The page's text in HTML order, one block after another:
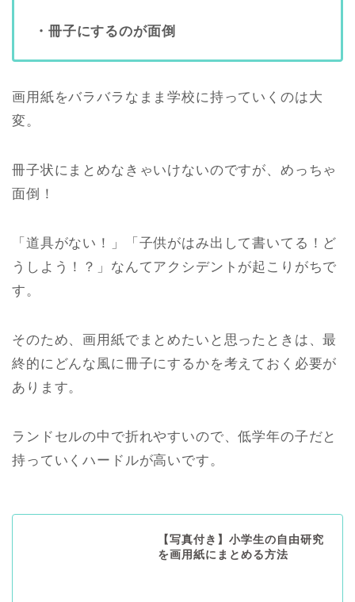
・冊子にするのが面倒
画用紙をバラバラなまま学校に持っていくのは大
変。
冊子状にまとめなきゃいけないのですが、めっちゃ
面倒！
「道具がない！」「子供がはみ出して書いてる！ど
うしよう！？」なんてアクシデントが起こりがちで
す。
そのため、画用紙でまとめたいと思ったときは、最
終的にどんな風に冊子にするかを考えておく必要が
あります。
ランドセルの中で折れやすいので、低学年の子だと
持っていくハードルが高いです。
【写真付き】小学生の自由研究
を画用紙にまとめる方法